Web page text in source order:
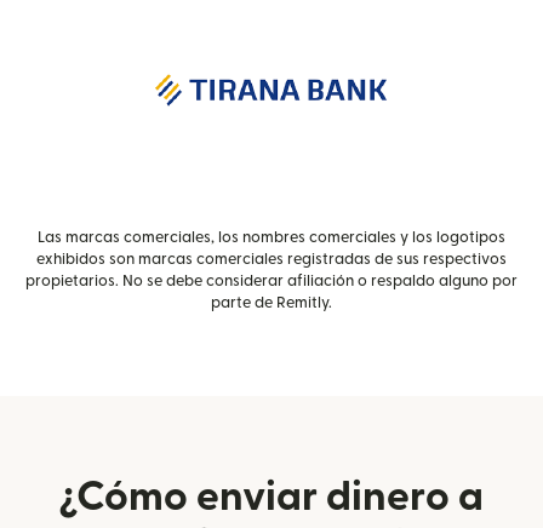
Las marcas comerciales, los nombres comerciales y los logotipos
exhibidos son marcas comerciales registradas de sus respectivos
propietarios. No se debe considerar afiliación o respaldo alguno por
parte de Remitly.
¿Cómo enviar dinero a